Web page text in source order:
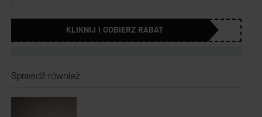
KLIKNIJ I ODBIERZ RABAT
Sprawdź również